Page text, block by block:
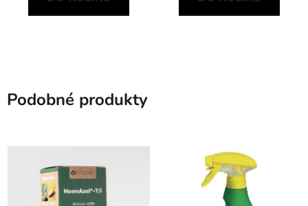
Podobné produkty